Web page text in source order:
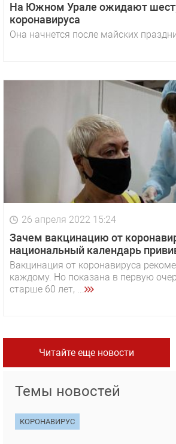
На Южном Урале ожидают
коронавируса
Она начнется после майских
26 апреля 2022 15:24
Зачем вакцинацию от
национальный календарь
Вакцинация от коронавируса
каждому. Но показана в первую
старше 60 лет, ...
Читайте еще новости
Темы новостей
КОРОНАВИРУС